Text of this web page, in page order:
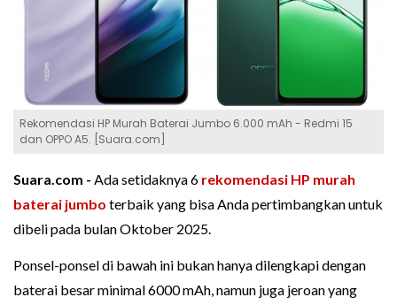
Rekomendasi HP Murah Baterai Jumbo 6.000 mAh - Redmi 15
dan OPPO A5. [Suara.com]
Suara.com - Ada setidaknya 6 rekomendasi HP murah
baterai jumbo terbaik yang bisa Anda pertimbangkan untuk
dibeli pada bulan Oktober 2025.
Ponsel-ponsel di bawah ini bukan hanya dilengkapi dengan
baterai besar minimal 6000 mAh, namun juga jeroan yang